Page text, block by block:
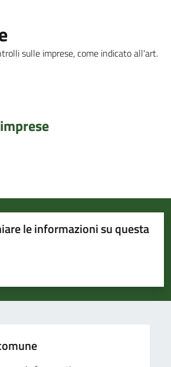
sulle imprese, come indicato all'art.
le informazioni su questa
5 stelle su 5
stelle su 5
su 5
5